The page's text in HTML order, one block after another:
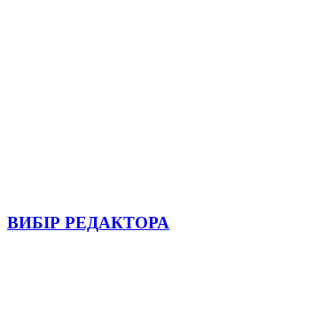
ВИБІР РЕДАКТОРА